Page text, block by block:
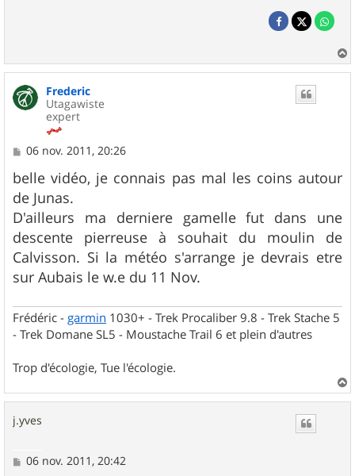
a
Frederic
Utagawiste
expert
M
s
s
a
g
e
06 nov. 2011, 20:26
belle vidéo, je connais pas mal les coins autour
de Junas.
D'ailleurs ma derniere gamelle fut dans une
descente pierreuse à souhait du moulin de
Calvisson. Si la météo s'arrange je devrais etre
sur Aubais le w.e du 11 Nov.
Frédéric - garmin 1030+ - Trek Procaliber 9.8 - Trek Stache 5
- Trek Domane SL5 - Moustache Trail 6 et plein d'autres
Trop d'écologie, Tue l'écologie.
a
j.yves
M
06 nov. 2011, 20:42